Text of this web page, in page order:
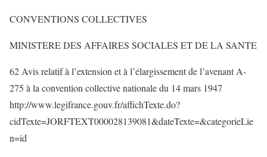
CONVENTIONS COLLECTIVES
MINISTERE DES AFFAIRES SOCIALES ET DE LA SANTE
62 Avis relatif à l’extension et à l’élargissement de l’avenant A-
275 à la convention collective nationale du 14 mars 1947
http://www.legifrance.gouv.fr/affichTexte.do?
cidTexte=JORFTEXT000028139081&dateTexte=&categorieLie
n=id